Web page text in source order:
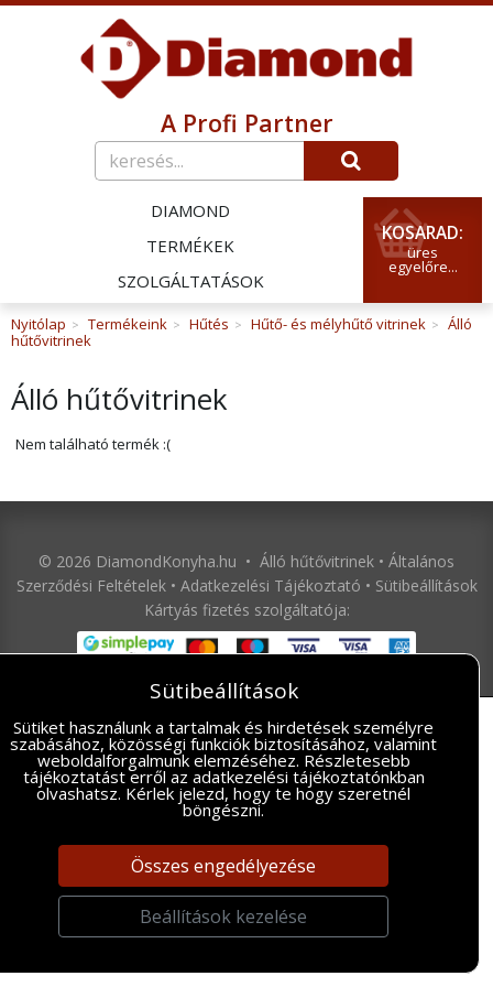
A Profi Partner
DIAMOND
TERMÉKEK
SZOLGÁLTATÁSOK
KOSARAD:
üres
egyelőre...
Nyitólap > Termékeink > Hűtés > Hűtő- és mélyhűtő vitrinek > Álló
hűtővitrinek
Álló hűtővitrinek
Nem található termék :(
© 2026 DiamondKonyha.hu • Álló hűtővitrinek • Általános
Szerződési Feltételek• Adatkezelési Tájékoztató • Sütibeállítások
Kártyás fizetés szolgáltatója:
Sütibeállítások
Sütiket használunk a tartalmak és hirdetések személyre
szabásához, közösségi funkciók biztosításához, valamint
weboldalforgalmunk elemzéséhez. Részletesebb
tájékoztatást erről az adatkezelési tájékoztatónkban
olvashatsz. Kérlek jelezd, hogy te hogy szeretnél
böngészni.
Összes engedélyezése
Beállítások kezelése